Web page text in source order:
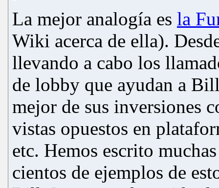
La mejor analogía es la
Wiki acerca de ella).
llevando a cabo los
de lobby que ayudan a
mejor de sus inversiones
vistas opuestos en
etc. Hemos escrito
cientos de ejemplos de